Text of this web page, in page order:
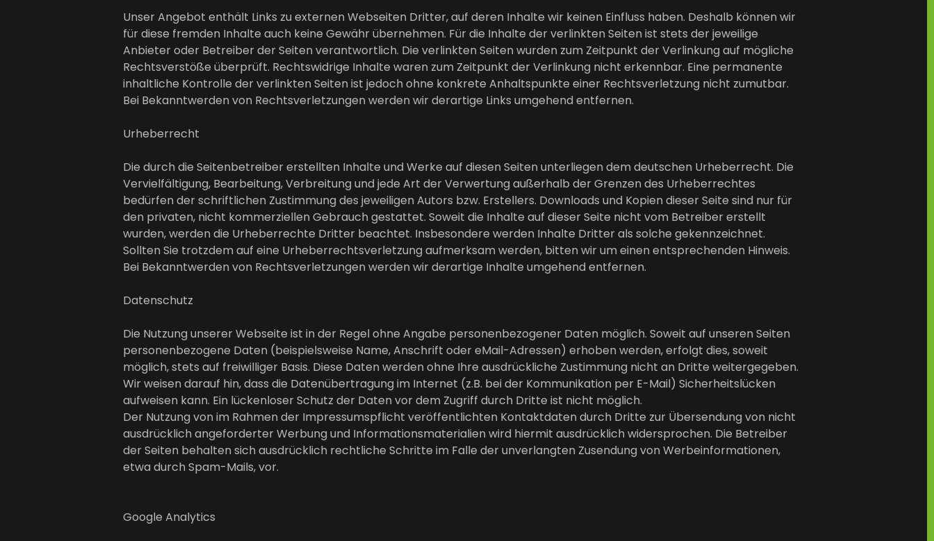
Unser Angebot enthält Links zu externen Webseiten Dritter, auf deren Inhalte wir keinen Einfluss haben. Deshalb können wir
für diese fremden Inhalte auch keine Gewähr übernehmen. Für die Inhalte der verlinkten Seiten ist stets der jeweilige
Anbieter oder Betreiber der Seiten verantwortlich. Die verlinkten Seiten wurden zum Zeitpunkt der Verlinkung auf mögliche
Rechtsverstöße überprüft. Rechtswidrige Inhalte waren zum Zeitpunkt der Verlinkung nicht erkennbar. Eine permanente
inhaltliche Kontrolle der verlinkten Seiten ist jedoch ohne konkrete Anhaltspunkte einer Rechtsverletzung nicht zumutbar.
Bei Bekanntwerden von Rechtsverletzungen werden wir derartige Links umgehend entfernen.
Urheberrecht
Die durch die Seitenbetreiber erstellten Inhalte und Werke auf diesen Seiten unterliegen dem deutschen Urheberrecht. Die
Vervielfältigung, Bearbeitung, Verbreitung und jede Art der Verwertung außerhalb der Grenzen des Urheberrechtes
bedürfen der schriftlichen Zustimmung des jeweiligen Autors bzw. Erstellers. Downloads und Kopien dieser Seite sind nur für
den privaten, nicht kommerziellen Gebrauch gestattet. Soweit die Inhalte auf dieser Seite nicht vom Betreiber erstellt
wurden, werden die Urheberrechte Dritter beachtet. Insbesondere werden Inhalte Dritter als solche gekennzeichnet.
Sollten Sie trotzdem auf eine Urheberrechtsverletzung aufmerksam werden, bitten wir um einen entsprechenden Hinweis.
Bei Bekanntwerden von Rechtsverletzungen werden wir derartige Inhalte umgehend entfernen.
Datenschutz
Die Nutzung unserer Webseite ist in der Regel ohne Angabe personenbezogener Daten möglich. Soweit auf unseren Seiten
personenbezogene Daten (beispielsweise Name, Anschrift oder eMail-Adressen) erhoben werden, erfolgt dies, soweit
möglich, stets auf freiwilliger Basis. Diese Daten werden ohne Ihre ausdrückliche Zustimmung nicht an Dritte weitergegeben.
Wir weisen darauf hin, dass die Datenübertragung im Internet (z.B. bei der Kommunikation per E-Mail) Sicherheitslücken
aufweisen kann. Ein lückenloser Schutz der Daten vor dem Zugriff durch Dritte ist nicht möglich.
Der Nutzung von im Rahmen der Impressumspflicht veröffentlichten Kontaktdaten durch Dritte zur Übersendung von nicht
ausdrücklich angeforderter Werbung und Informationsmaterialien wird hiermit ausdrücklich widersprochen. Die Betreiber
der Seiten behalten sich ausdrücklich rechtliche Schritte im Falle der unverlangten Zusendung von Werbeinformationen,
etwa durch Spam-Mails, vor.
Google Analytics